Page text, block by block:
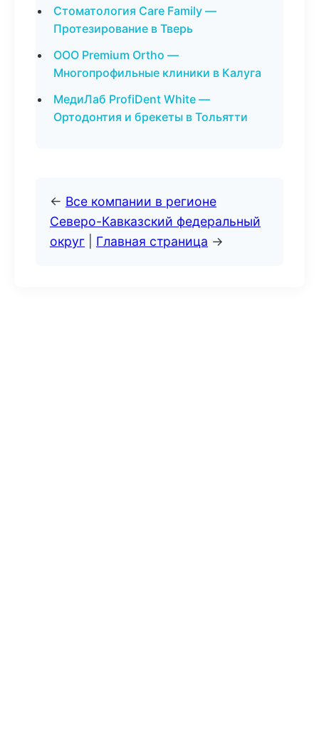
Стоматология Care Family —
Протезирование в Тверь
ООО Premium Ortho —
Многопрофильные клиники в Калуга
МедиЛаб ProfiDent White —
Ортодонтия и брекеты в Тольятти
← Все компании в регионе
Северо-Кавказский федеральный
округ
Главная страница →